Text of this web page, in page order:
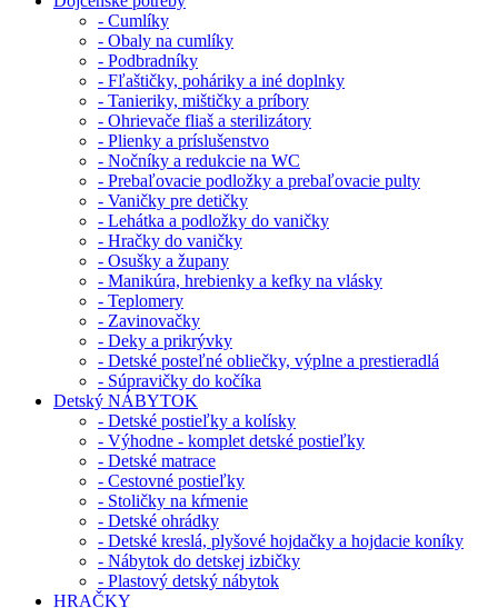
- Cumlíky
- Obaly na cumlíky
- Podbradníky
- Fľaštičky, poháriky a iné doplnky
- Tanieriky, mištičky a príbory
- Ohrievače fliaš a sterilizátory
- Plienky a príslušenstvo
- Nočníky a redukcie na WC
- Prebaľovacie podložky a prebaľovacie pulty
- Vaničky pre detičky
- Lehátka a podložky do vaničky
- Hračky do vaničky
- Osušky a župany
- Manikúra, hrebienky a kefky na vlásky
- Teplomery
- Zavinovačky
- Deky a prikrývky
- Detské posteľné obliečky, výplne a prestieradlá
- Súpravičky do kočíka
Detský NÁBYTOK
- Detské postieľky a kolísky
- Výhodne - komplet detské postieľky
- Detské matrace
- Cestovné postieľky
- Stoličky na kŕmenie
- Detské ohrádky
- Detské kreslá, plyšové hojdačky a hojdacie koníky
- Nábytok do detskej izbičky
- Plastový detský nábytok
HRAČKY